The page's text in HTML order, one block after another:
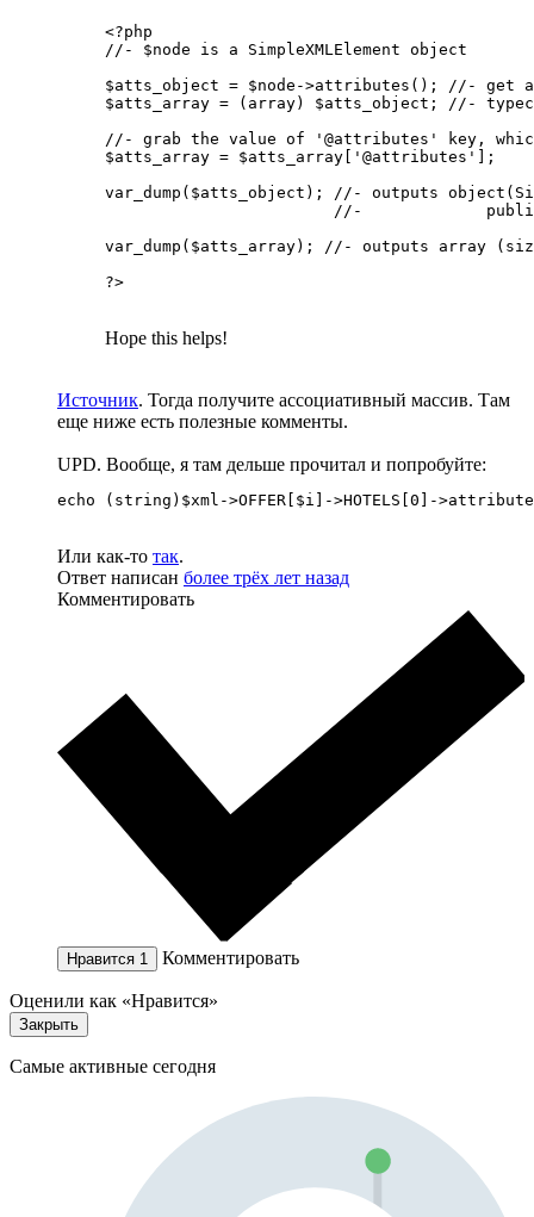
<?php
//- $node is a SimpleXMLElement object
$atts_object = $node->attributes(); //-
$atts_array = (array) $atts_object; //-
//- grab the value of '@attributes' key,
$atts_array = $atts_array['@attributes'];
var_dump($atts_object); //- outputs
//-
var_dump($atts_array); //- outputs array
?>
Hope this helps!
Источник. Тогда получите ассоциативный массив. Там
еще ниже есть полезные комменты.
UPD. Вообще, я там дельше прочитал и попробуйте:
echo (string)$xml->OFFER[$i]->HOTELS[0]-
Или как-то так.
Ответ написан более трёх лет назад
Комментировать
Нравится 1 Комментировать
Оценили как «Нравится»
Закрыть
Самые активные сегодня